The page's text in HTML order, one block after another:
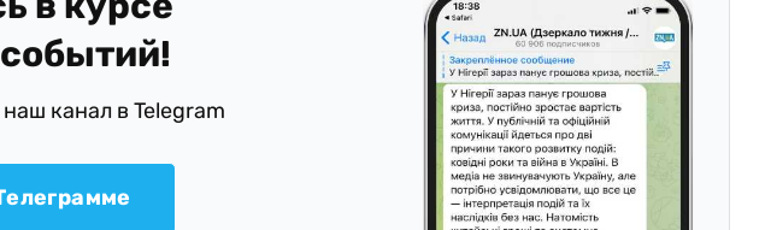
канал в Telegram